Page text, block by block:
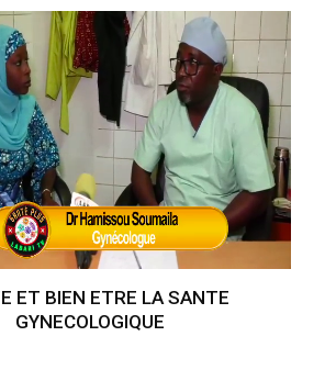
ET BIEN ETRE LA SANTE
GYNECOLOGIQUE